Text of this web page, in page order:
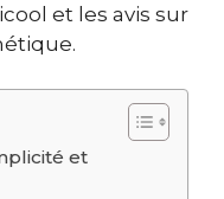
et les avis sur
et